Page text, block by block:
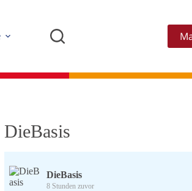
DieBasis
DieBasis
8 Stunden zuvor